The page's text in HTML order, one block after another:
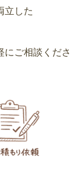
立した
ご相談くださ